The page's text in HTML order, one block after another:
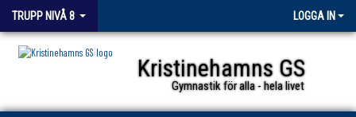
TRUPP NIVÅ 8 LOGGA IN
Kristinehamns GS
Gymnastik för alla - hela livet